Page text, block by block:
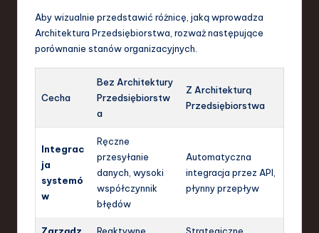
Aby wizualnie przedstawić różnicę, jaką wprowadza
Architektura Przedsiębiorstwa, rozważ następujące
porównanie stanów organizacyjnych.
Cecha
Bez Architektury
Przedsiębiorstw
a
Z Architekturą
Przedsiębiorstwa
Integrac
ja
systemó
w
Ręczne
przesyłanie
danych, wysoki
współczynnik
błędów
Automatyczna
integracja przez API,
płynny przepływ
Zarządz
Reaktywne
Strategiczne